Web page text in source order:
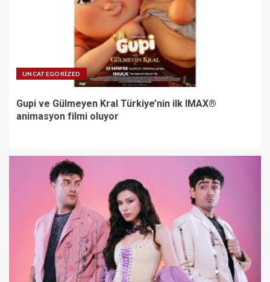
UNCATEGORIZED
Gupi ve Gülmeyen Kral Türkiye’nin ilk IMAX®
animasyon filmi oluyor